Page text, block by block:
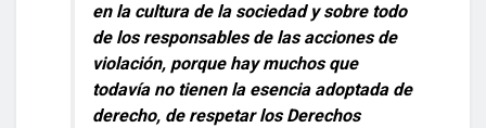
en la cultura de la sociedad y sobre todo
de los responsables de las acciones de
violación, porque hay muchos que
todavía no tienen la esencia adoptada de
derecho, de respetar los Derechos